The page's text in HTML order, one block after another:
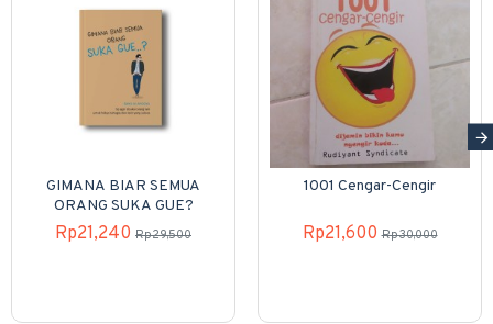
GIMANA BIAR SEMUA
ORANG SUKA GUE?
Rp21,240 Rp29,500
1001 Cengar-Cengir
Rp21,600 Rp30,000